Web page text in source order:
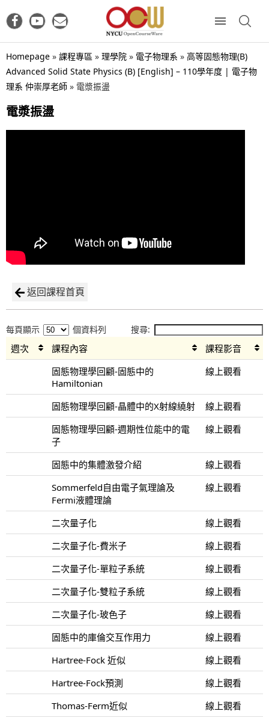
Homepage » 課程專區 » 理學院 » 電子物理系 » 高等固態物理(B)
Advanced Solid State Physics (B) [English] – 110學年度 | 電子物
理系 仲崇厚老師 » 電漿振盪
電漿振盪
返回課程首頁
每頁顯示 個資料列 搜尋:
週次 課程內容
課程影音
固態物理學回顧-固態中的
Hamiltonian
線上觀看
固態物理學回顧-晶體中的X射線繞射
線上觀看
固態物理學回顧-週期性位能中的電
子
線上觀看
固態中的集體激發介紹
線上觀看
Sommerfeld自由電子氣理論及
Fermi液體理論
線上觀看
二次量子化
線上觀看
二次量子化-費米子
線上觀看
二次量子化-單粒子系統
線上觀看
二次量子化-雙粒子系統
線上觀看
二次量子化-玻色子
線上觀看
固態中的庫倫交互作用力
線上觀看
Hartree-Fock 近似
線上觀看
Hartree-Fock預測
線上觀看
Thomas-Ferm近似
線上觀看